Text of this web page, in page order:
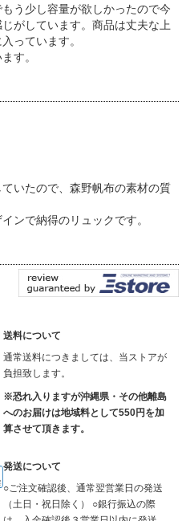
う少し容量が欲しかったので今
がしています。商品は丈夫な上
っています。
す。
いたので、森野帆布の素材の質
ンで納得のリュックです。
送料について
通常送料につきましては、当ストアが
負担致します。
※恐れ入りますが沖縄県・その他離島
へのお届けは地域料として550円を加
算させて頂きます。
発送について
○ご注文確認後、通常翌営業日の発送
（土日・祝日除く） ○銀行振込の際